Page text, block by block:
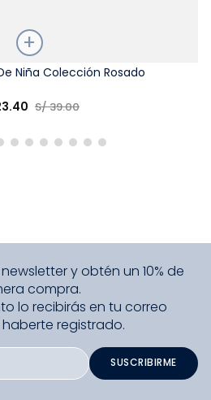
Niña Colección Rosado
.40 S/39.00
y obtén un 10% de
compra.
lo recibirás en tu correo
registrado.
SUSCRIBIRME